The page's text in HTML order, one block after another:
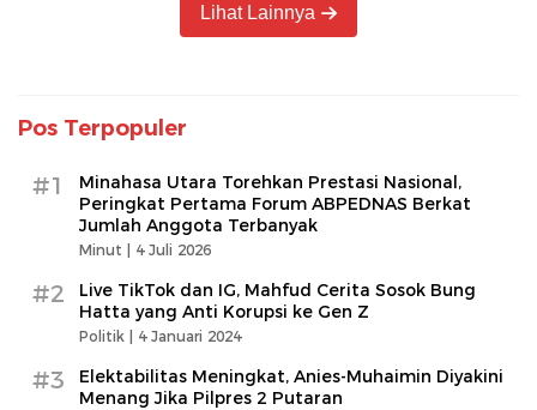
Lihat Lainnya
Pos Terpopuler
#1
Minahasa Utara Torehkan Prestasi Nasional,
Peringkat Pertama Forum ABPEDNAS Berkat
Jumlah Anggota Terbanyak
Minut | 4 Juli 2026
#2
Live TikTok dan IG, Mahfud Cerita Sosok Bung
Hatta yang Anti Korupsi ke Gen Z
Politik | 4 Januari 2024
#3
Elektabilitas Meningkat, Anies-Muhaimin Diyakini
Menang Jika Pilpres 2 Putaran